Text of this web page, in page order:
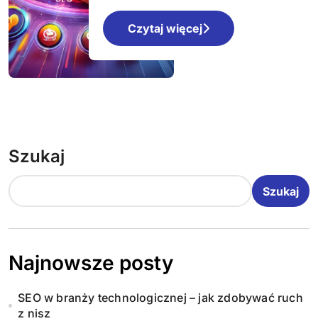
Czytaj więcej
Szukaj
Szukaj
Najnowsze posty
SEO w branży technologicznej – jak zdobywać ruch
z nisz